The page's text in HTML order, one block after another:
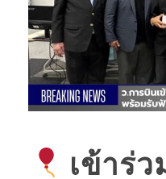
เข้าร่